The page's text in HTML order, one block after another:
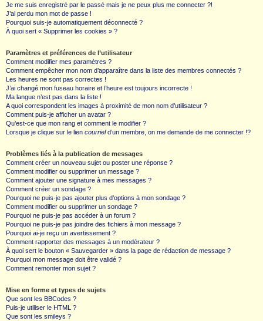
Je me suis enregistré par le passé mais je ne peux plus me connecter ?!
J’ai perdu mon mot de passe !
Pourquoi suis-je automatiquement déconnecté ?
À quoi sert « Supprimer les cookies » ?
Paramètres et préférences de l’utilisateur
Comment modifier mes paramètres ?
Comment empêcher mon nom d’apparaître dans la liste des membres connectés ?
Les heures ne sont pas correctes !
J’ai changé mon fuseau horaire et l’heure est toujours incorrecte !
Ma langue n’est pas dans la liste !
A quoi correspondent les images à proximité de mon nom d’utilisateur ?
Comment puis-je afficher un avatar ?
Qu’est-ce que mon rang et comment le modifier ?
Lorsque je clique sur le lien courrield’un membre, on me demande de me connecter !?
Problèmes liés à la publication de messages
Comment créer un nouveau sujet ou poster une réponse ?
Comment modifier ou supprimer un message ?
Comment ajouter une signature à mes messages ?
Comment créer un sondage ?
Pourquoi ne puis-je pas ajouter plus d’options à mon sondage ?
Comment modifier ou supprimer un sondage ?
Pourquoi ne puis-je pas accéder à un forum ?
Pourquoi ne puis-je pas joindre des fichiers à mon message ?
Pourquoi ai-je reçu un avertissement ?
Comment rapporter des messages à un modérateur ?
À quoi sert le bouton « Sauvegarder » dans la page de rédaction de message ?
Pourquoi mon message doit être validé ?
Comment remonter mon sujet ?
Mise en forme et types de sujets
Que sont les BBCodes ?
Puis-je utiliser le HTML ?
Que sont les smileys ?